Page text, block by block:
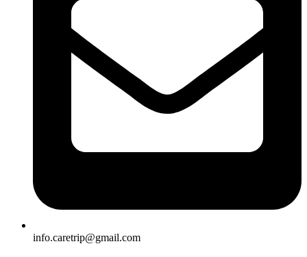
info.caretrip@gmail.com